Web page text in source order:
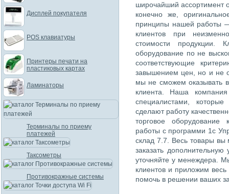
широчайший ассортимент
конечно же,
принципы нашей работы
клиентов при
стоимости продукции.
оборудование по не
соответствующие
завышением цен, но и не
мы не сможем оказывать
клиента. Наша компания
специалистами,
сделают работу
торговое оборудование
работы с программи 1с
склад 7.7. Весь товары вы
заказать
уточняйте у менеждера.
клиентов и приложим
помочь в решении ваших
Дисплей покупателя
POS клавиатуры
Принтеры печати на
пластиковых картах
Ламинаторы
Терминалы по приему
платежей
Таксометры
Противокражные системы